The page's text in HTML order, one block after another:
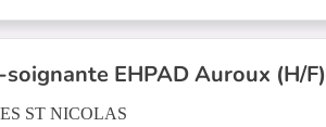
EHPAD Auroux (H/F)
ST NICOLAS